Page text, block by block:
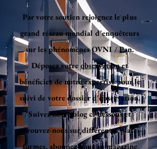
Par votre soutien rejoignez le plus
grand réseau mondial d'enquêteurs
sur les phénomènes OVNI / Pan.
Déposez votreobservationet
bénéficiez de notre expertise pour le
suivi de votre dossier d'observation.
Suivez notre blog ci-dessous et
retrouvez-nous sur différentes plates-
formes, abonnez-vous au magazine